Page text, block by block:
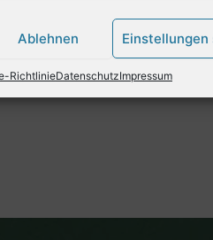
Ablehnen Einstellungen
RichtlinieDatenschutzImpressum